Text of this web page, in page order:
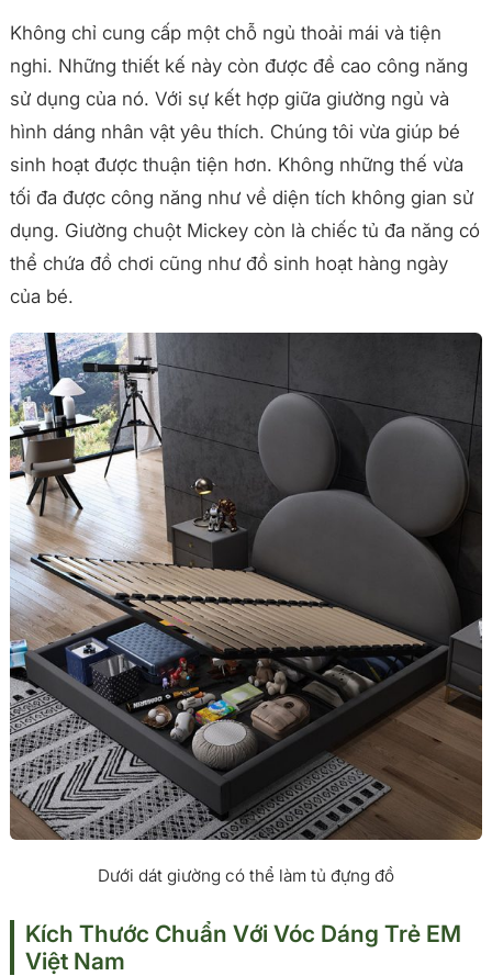
Không chỉ cung cấp một chỗ ngủ thoải mái và tiện
nghi. Những thiết kế này còn được đề cao công năng
sử dụng của nó. Với sự kết hợp giữa giường ngủ và
hình dáng nhân vật yêu thích. Chúng tôi vừa giúp bé
sinh hoạt được thuận tiện hơn. Không những thế vừa
tối đa được công năng như về diện tích không gian sử
dụng. Giường chuột Mickey còn là chiếc tủ đa năng có
thể chứa đồ chơi cũng như đồ sinh hoạt hàng ngày
của bé.
Dưới dát giường có thể làm tủ đựng đồ
Kích Thước Chuẩn Với Vóc Dáng Trẻ EM
Việt Nam